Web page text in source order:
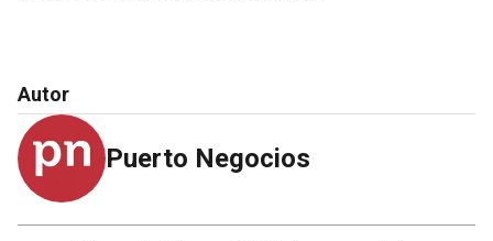
Autor
Puerto Negocios